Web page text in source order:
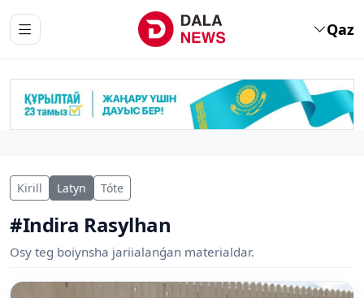
Qaz
Kirill Latyn Tóte
#Indira Rasylhan
Osy teg boiynsha jariialanǵan materialdar.